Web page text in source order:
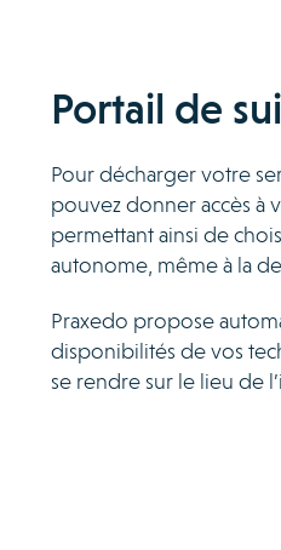
Portail de
Pour décharger votre
pouvez donner accès à
permettant ainsi de
autonome, même à la
Praxedo propose
disponibilités de vos
se rendre sur le lieu de